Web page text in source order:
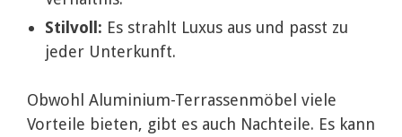
Stilvoll: Es strahlt Luxus aus und passt zu
jeder Unterkunft.
Obwohl Aluminium-Terrassenmöbel viele
Vorteile bieten, gibt es auch Nachteile. Es kann